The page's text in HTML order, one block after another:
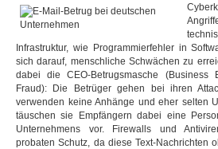
Infrastruktur, wie Programmierfehler in
sich darauf, menschliche Schwächen zu
dabei die CEO-Betrugsmasche (Business
Fraud): Die Betrüger gehen bei ihren
verwenden keine Anhänge und eher selten
täuschen sie Empfängern dabei eine
Unternehmens vor. Firewalls und
probaten Schutz, da diese Text-Nachrichten